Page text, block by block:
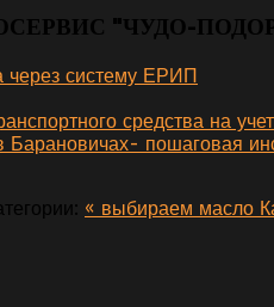
"ЧУДО-
через систему ЕРИП
средства на
пошаговая
« выбираем масло